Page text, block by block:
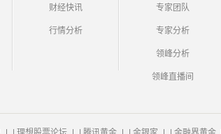
财经快讯
行情分析
专家团队
专家分析
领峰分析
领峰直播间